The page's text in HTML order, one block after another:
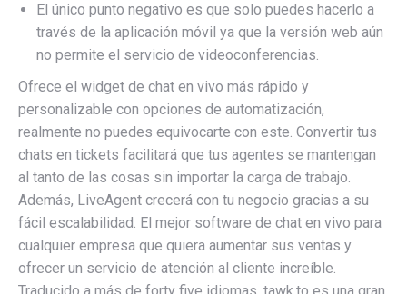
El único punto negativo es que solo puedes hacerlo a
través de la aplicación móvil ya que la versión web aún
no permite el servicio de videoconferencias.
Ofrece el widget de chat en vivo más rápido y
personalizable con opciones de automatización,
realmente no puedes equivocarte con este. Convertir tus
chats en tickets facilitará que tus agentes se mantengan
al tanto de las cosas sin importar la carga de trabajo.
Además, LiveAgent crecerá con tu negocio gracias a su
fácil escalabilidad. El mejor software de chat en vivo para
cualquier empresa que quiera aumentar sus ventas y
ofrecer un servicio de atención al cliente increíble.